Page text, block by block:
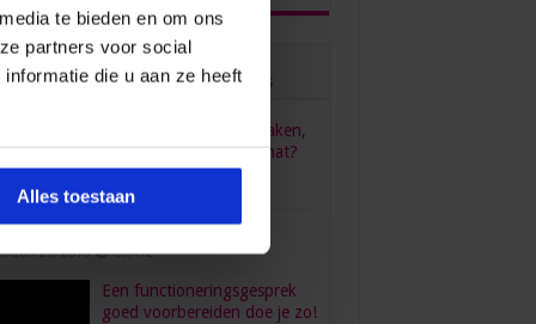
te bieden en om ons
partners voor social
die u aan ze heeft
Alles toestaan
Recent Reacties Tags
HR, HRM, personeelszaken,
P&O… Is het één pot nat?
een secretaresse?
26, 2016 80,472
Een functioneringsgesprek
goed voorbereiden doe je zo!